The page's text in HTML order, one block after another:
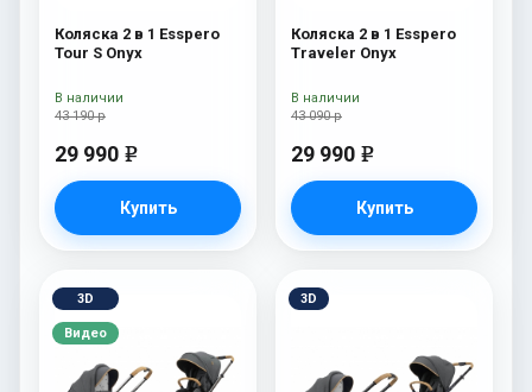
Коляска 2 в 1 Esspero
Tour S Onyx
43 190 р
29 990 e
Купить
В наличии
Коляска 2 в 1 Esspero
Traveler Onyx
43 090 р
29 990 e
Купить
В наличии
3D
Видео
3D